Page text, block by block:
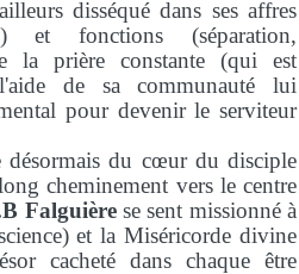
disséqué dans ses affres
et fonctions (séparation,
la prière constante (qui est
de sa communauté lui
pour devenir le serviteur
du cœur du disciple
cheminement vers le centre
Falguièrese sent missionné à
et la Miséricorde divine
cacheté dans chaque être